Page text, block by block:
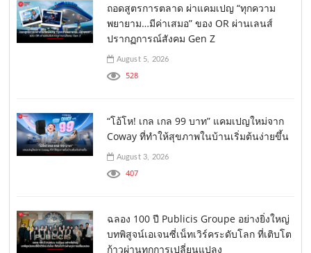
ถอดสูตรการตลาด ผ่าแคมเปญ “ทุกความ
พยายาม…มีค่าเสมอ” ของ OR ผ่านเลนส์
ปรากฏการณ์สังคม Gen Z
August 5, 2026
528
“โอ้โห! เกล เกล 99 บาท” แคมเปญใหม่จาก
Coway ที่ทำให้สุขภาพในบ้านเริ่มต้นง่ายขึ้น
August 3, 2026
407
ฉลอง 100 ปี Publicis Groupe อย่างยิ่งใหญ่
บทพิสูจน์เอเจนซี่เน็ทเวิร์คระดับโลก ที่เติบโต
ก้าวผ่านทุกการเปลี่ยนแปลง